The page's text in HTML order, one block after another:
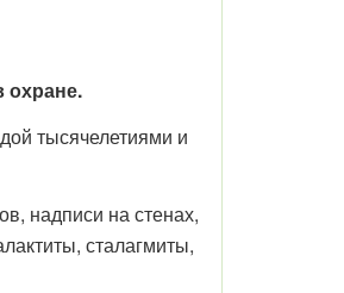
охране.
тысячелетиями и
надписи на стенах,
сталагмиты,